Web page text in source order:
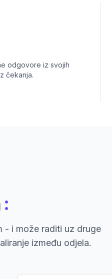
odgovore iz svojih
čekanja.
:
- i može raditi uz druge
između odjela.